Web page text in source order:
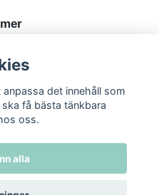
det innehåll som
få bästa tänkbara
oss.
alla